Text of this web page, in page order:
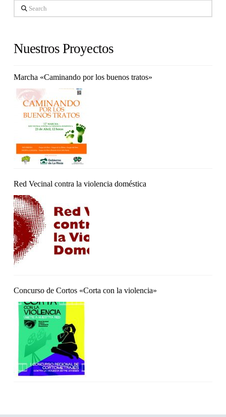
Search
Nuestros Proyectos
Marcha «Caminando por los buenos tratos»
Red Vecinal contra la violencia doméstica
Concurso de Cortos «Corta con la violencia»